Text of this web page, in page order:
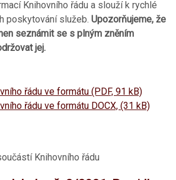
Knihovního řádu a slouží k rychlé
poskytování služeb. Upozorňujeme, že
seznámit se s plným zněním
jej.
řádu ve formátu (PDF, 91 kB)
řádu ve formátu DOCX, (31 kB)
Knihovního řádu